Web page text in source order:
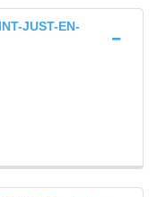
JUST-EN-